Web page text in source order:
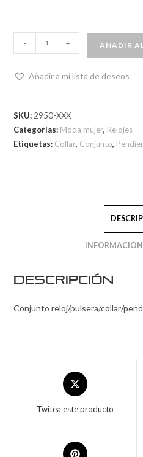
- + AÑADIR
Añadir a mi lista de deseos
SKU: 2950-XXX
Categorías: Moda mujer, Relojes
Etiquetas: Collar, Conjunto,
Descripción
Conjunto reloj/pulsera/collar/
Twitea este producto